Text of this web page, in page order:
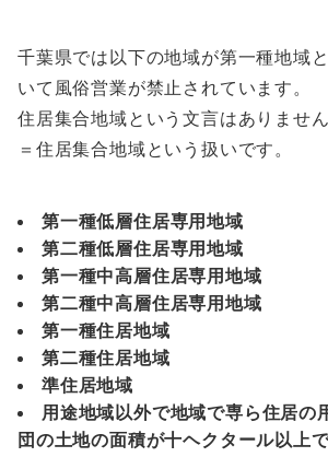
千葉県では以下の地域が第一種地域
いて風俗営業が禁止されています。
住居集合地域という文言はありませ
＝住居集合地域という扱いです。
第一種低層住居専用地域
第二種低層住居専用地域
第一種中高層住居専用地域
第二種中高層住居専用地域
第一種住居地域
第二種住居地域
準住居地域
用途地域以外で地域で専ら住居の
団の土地の面積が十ヘクタール以上